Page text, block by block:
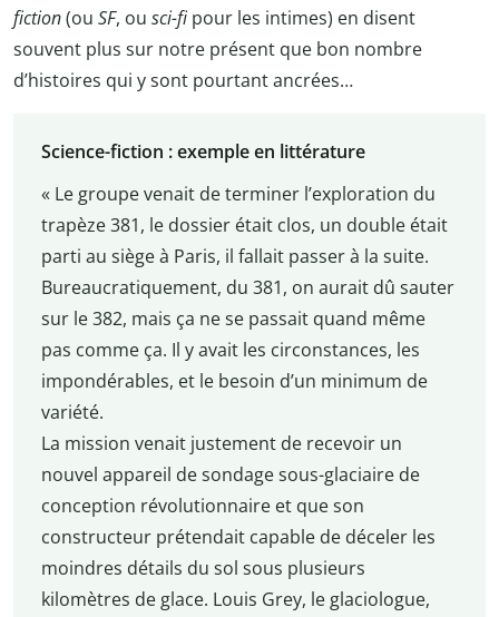
fiction(ou SF, ou sci-fi pour les intimes) en disent
souvent plus sur notre présent que bon nombre
d’histoires qui y sont pourtant ancrées…
Science-fiction : exemple en littérature
« Le groupe venait de terminer l’exploration du
trapèze 381, le dossier était clos, un double était
parti au siège à Paris, il fallait passer à la suite.
Bureaucratiquement, du 381, on aurait dû sauter
sur le 382, mais ça ne se passait quand même
pas comme ça. Il y avait les circonstances, les
impondérables, et le besoin d’un minimum de
variété.
La mission venait justement de recevoir un
nouvel appareil de sondage sous-glaciaire de
conception révolutionnaire et que son
constructeur prétendait capable de déceler les
moindres détails du sol sous plusieurs
kilomètres de glace. Louis Grey, le glaciologue,